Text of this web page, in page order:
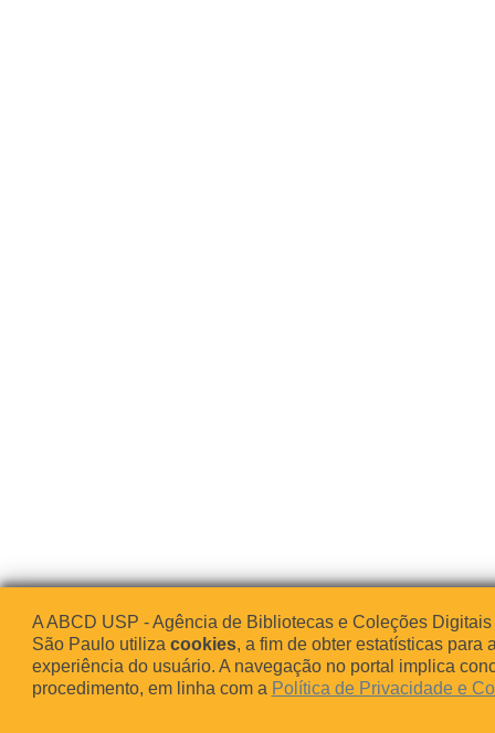
A ABCD USP - Agência de Bibliotecas e Coleções
São Paulo utiliza cookies, a fim de obter estatísticas para
experiência do usuário. A navegação no portal implica
procedimento, em linha com a Política de Privacidade e